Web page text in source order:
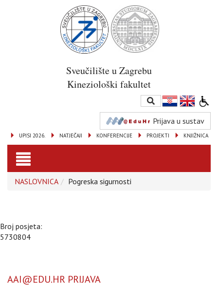
Sveučilište u Zagrebu
Kineziološki fakultet
Prijava u sustav
KNJIŽNICA
PROJEKTI
KONFERENCIJE
NATJEČAJI
UPISI 2026.
Toggle
navigation
NASLOVNICA Pogreska sigurnosti
Broj posjeta:
5730804
AAI@EDU.HR PRIJAVA